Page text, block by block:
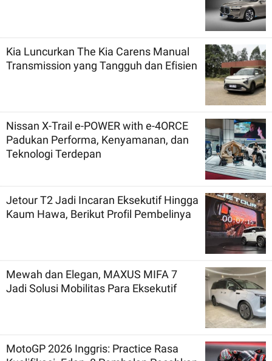
Kia Luncurkan The Kia Carens Manual
Transmission yang Tangguh dan Efisien
Nissan X-Trail e-POWER with e-4ORCE
Padukan Performa, Kenyamanan, dan
Teknologi Terdepan
Jetour T2 Jadi Incaran Eksekutif Hingga
Kaum Hawa, Berikut Profil Pembelinya
Mewah dan Elegan, MAXUS MIFA 7
Jadi Solusi Mobilitas Para Eksekutif
MotoGP 2026 Inggris: Practice Rasa